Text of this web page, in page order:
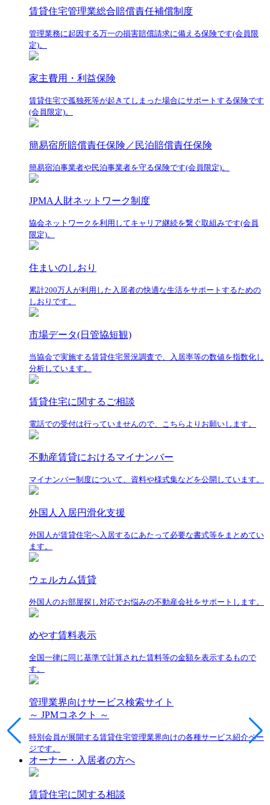
賃貸住宅管理業総合賠償責任補償制度
管理業務に起因する万一の損害賠償請求に備える保険です(会員限
定)。
家主費用・利益保険
賃貸住宅で孤独死等が起きてしまった場合にサポートする保険です
(会員限定)。
簡易宿所賠償責任保険／民泊賠償責任保険
簡易宿泊事業者や民泊事業者を守る保険です(会員限定)。
JPMA人財ネットワーク制度
協会ネットワークを利用してキャリア継続を繋ぐ取組みです(会員
限定)。
住まいのしおり
累計200万人が利用した入居者の快適な生活をサポートするための
しおりです。
市場データ(日管協短観)
当協会で実施する賃貸住宅景況調査で、入居率等の数値を指数化し
分析しています。
賃貸住宅に関するご相談
電話での受付は行っていませんので、こちらよりお願いします。
不動産賃貸におけるマイナンバー
マイナンバー制度について、資料や様式集などを公開しています。
外国人入居円滑化支援
外国人が賃貸住宅へ入居するにあたって必要な書式等をまとめてい
ます。
ウェルカム賃貸
外国人のお部屋探し対応でお悩みの不動産会社をサポートします。
めやす賃料表示
全国一律に同じ基準で計算された賃料等の金額を表示するもので
す。
管理業界向けサービス検索サイト
～ JPMコネクト ～
特別会員が展開する賃貸住宅管理業界向けの各種サービス紹介ペー
ジです。
オーナー・入居者の方へ
賃貸住宅に関する相談